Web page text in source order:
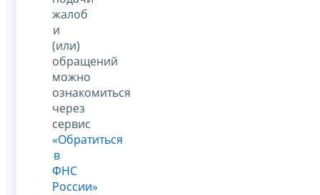
жалоб
и
(или)
обращений
можно
ознакомиться
через
сервис
«Обратиться
в
ФНС
России»